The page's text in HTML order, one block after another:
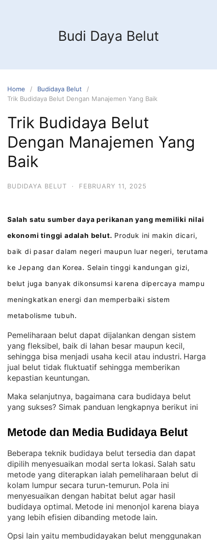
Budi Daya Belut
Home
Budidaya Belut
Trik Budidaya Belut Dengan Manajemen Yang Baik
Trik Budidaya Belut
Dengan Manajemen Yang
Baik
BUDIDAYA BELUT · FEBRUARY 11, 2025
Salah satu sumber daya perikanan yang memiliki nilai
ekonomi tinggi adalah belut. Produk ini makin dicari,
baik di pasar dalam negeri maupun luar negeri, terutama
ke Jepang dan Korea. Selain tinggi kandungan gizi,
belut juga banyak dikonsumsi karena dipercaya mampu
meningkatkan energi dan memperbaiki sistem
metabolisme tubuh.
Pemeliharaan belut dapat dijalankan dengan sistem
yang fleksibel, baik di lahan besar maupun kecil,
sehingga bisa menjadi usaha kecil atau industri. Harga
jual belut tidak fluktuatif sehingga memberikan
kepastian keuntungan.
Maka selanjutnya, bagaimana cara budidaya belut
yang sukses? Simak panduan lengkapnya berikut ini
Metode dan Media Budidaya Belut
Beberapa teknik budidaya belut tersedia dan dapat
dipilih menyesuaikan modal serta lokasi. Salah satu
metode yang diterapkan ialah pemeliharaan belut di
kolam lumpur secara turun-temurun. Pola ini
menyesuaikan dengan habitat belut agar hasil
budidaya optimal. Metode ini menonjol karena biaya
yang lebih efisien dibanding metode lain.
Opsi lain yaitu membudidayakan belut menggunakan